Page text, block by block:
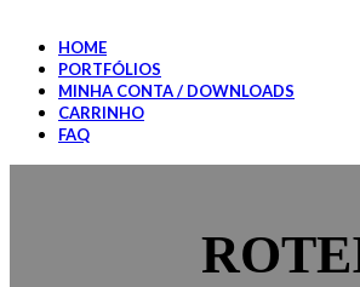
HOME
PORTFÓLIOS
MINHA CONTA / DOWNLOADS
CARRINHO
FAQ